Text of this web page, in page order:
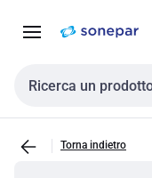
navigazione alla
Cerca input
Torna indietro